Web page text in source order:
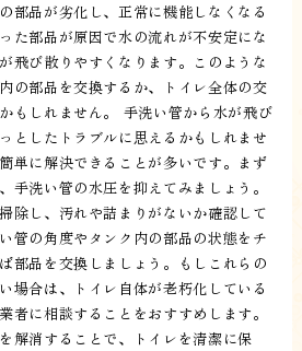
部品が劣化し、正常に機能しなくなる
た部品が原因で水の流れが不安定にな
飛び散りやすくなります。このような
の部品を交換するか、トイレ全体の交
もしれません。 手洗い管から水が飛び
としたトラブルに思えるかもしれませ
単に解決できることが多いです。まず
手洗い管の水圧を抑えてみましょう。
除し、汚れや詰まりがないか確認して
管の角度やタンク内の部品の状態をチ
部品を交換しましょう。もしこれらの
場合は、トイレ自体が老朽化している
者に相談することをおすすめします。
解消することで、トイレを清潔に保